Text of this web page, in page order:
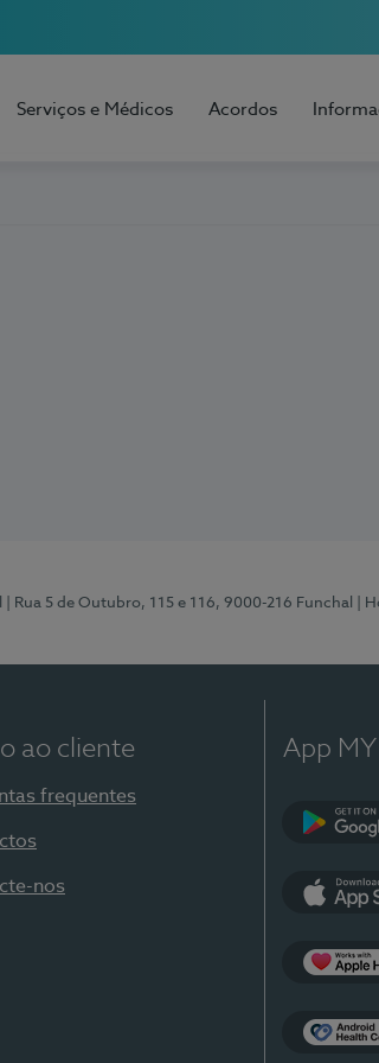
Serviços e Médicos Acordos
| Rua 5 de Outubro, 115 e 116, 9000-216 Funchal |
ao cliente
frequentes
nos
App